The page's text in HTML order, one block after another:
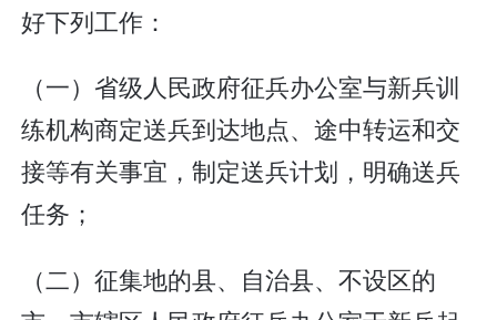
好下列工作：
（一）省级人民政府征兵办公室与新兵训
练机构商定送兵到达地点、途中转运和交
接等有关事宜，制定送兵计划，明确送兵
任务；
（二）征集地的县、自治县、不设区的